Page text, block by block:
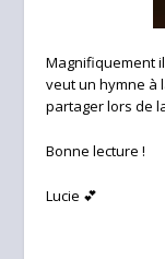
Magnifiquement
veut un hymne à
partager lors de
Bonne lecture !
Lucie 💕